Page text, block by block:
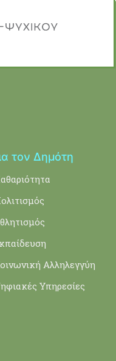
τον Δημότη
Αλληλεγγύη
Υπηρεσίες